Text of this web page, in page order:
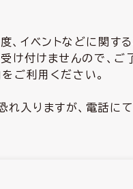
、イベントなどに関す
け付けませんので、ご
をご利用ください。
入りますが、電話に